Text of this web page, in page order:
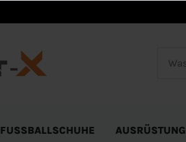
FUSSBALLSCHUHE AUSRÜSTUNG